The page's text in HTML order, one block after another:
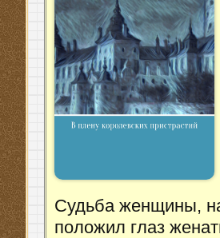
Судьба женщины,
положил глаз